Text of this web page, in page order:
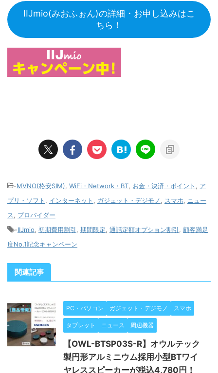
IIJmio(みおふぉん)の詳細・お申し込みはこ
ちら！
-MVNO(格安SIM) WiFi・Network・BT お金・決済・ポイント
ア
プリ・ソフト
インターネット ガジェット・デジモノ スマホ
ニュー
ス
プロバイダー
-IIJmio 初期費用割引 期間限定 通話定額オプション割引
顧客満足
度No.1記念キャンペーン
関連記事
PC・パソコン ガジェット・デジモノ スマホ
タブレット ニュース 周辺機器
【OWL-BTSP03S-R】オウルテック
製円形アルミニウム採用小型BTワイ
ヤレススピーカーが税込4,780円！